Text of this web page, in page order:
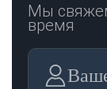
Мы
время